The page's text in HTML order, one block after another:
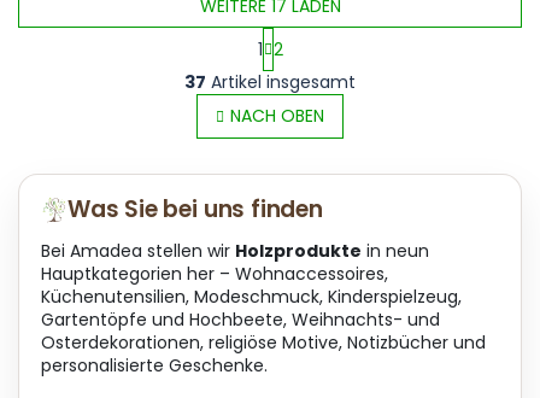
S
t
e
u
e
e
m
e
n
t
WEITERE 17 LADEN
P
a
g
i
n
e
u
n
g
1 2
37 Artikel insgesamt
NACH OBEN
Was Sie bei uns finden
Bei Amadea stellen wir Holzprodukte in neun
Hauptkategorien her – Wohnaccessoires,
Küchenutensilien, Modeschmuck, Kinderspielzeug,
Gartentöpfe und Hochbeete, Weihnachts- und
Osterdekorationen, religiöse Motive, Notizbücher und
personalisierte Geschenke.